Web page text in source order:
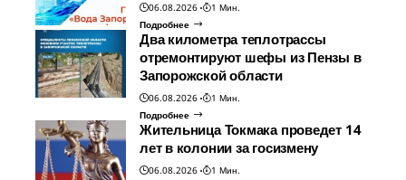
06.08.2026
1 Мин.
Подробнее
Два километра теплотрассы
отремонтируют шефы из Пензы в
Запорожской области
06.08.2026
1 Мин.
Подробнее
Жительница Токмака проведет 14
лет в колонии за госизмену
06.08.2026
1 Мин.